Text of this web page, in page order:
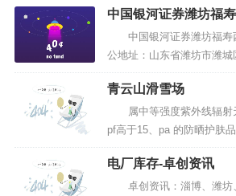
的建设场景。项目各主体部
完成主体建设，15、16号
形网架已完成建设，一座现
待。...
中国银河证券潍坊福
中国银河证券潍坊福
公地址：山东省潍坊市潍
册地址：山东省潍坊市
商营业执照副本、网上交易
承销与保荐、权证交易、
类结...
青云山滑雪场
属中等强度紫外线辐射
pf高于15、pa 的防晒护肤品，戴帽子、太阳镜。
有阵雨，温度适宜，在细
调，可不要错过机会呦！但
万里无云，光照充足，
电厂库存-卓创资讯
卓创资讯：淄博、潍坊